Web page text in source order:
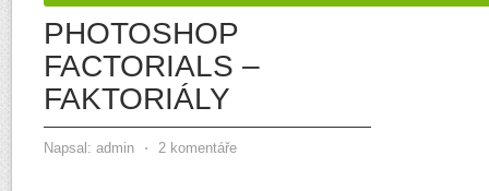
PHOTOSHOP
FACTORIALS –
FAKTORIÁLY
Napsal: admin ⋅ 2 komentáře